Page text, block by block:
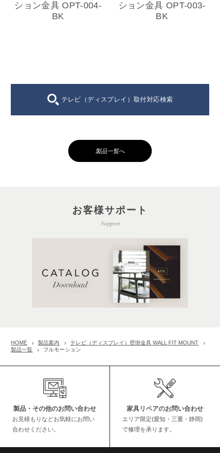
ション金具 OPT-004-
BK
ション金具 OPT-003-
BK
テレビ（ディスプレイ）取付対応検索
製品一覧へ
お客様サポート
Support
HOME 製品案内
テレビ（ディスプレイ）壁掛金具 WALL FIT MOUNT
製品一覧
フルモーション
製品・その他のお問い合わせ
お見積もりなどお気軽にお問い
合わせください。
家具リペアのお問い合わせ
エリア限定(愛知・三重・静岡)
で修理を承ります。